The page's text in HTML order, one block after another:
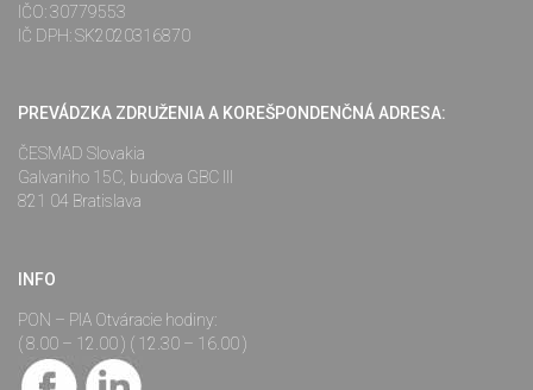
IČO: 30779553
IČ DPH: SK2020316870
PREVÁDZKA ZDRUŽENIA A KOREŠPONDENČNÁ ADRESA:
ČESMAD Slovakia
Galvaniho 15C, budova GBC III
821 04 Bratislava
INFO
PON – PIA Otváracie hodiny:
( 8.00 – 12.00 ) ( 12.30 – 16.00 )